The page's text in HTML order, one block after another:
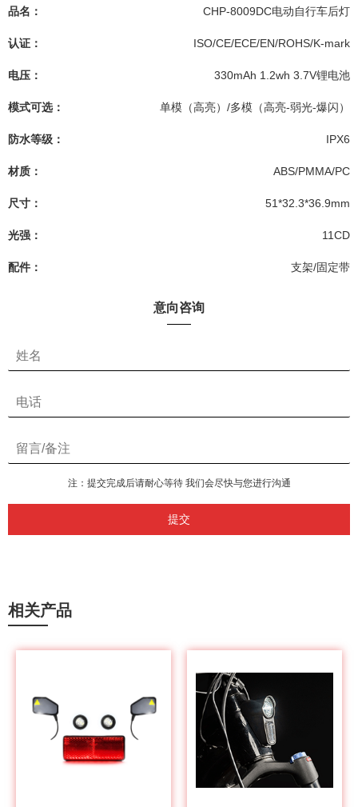
品名： CHP-8009DC电动自行车后灯
认证： ISO/CE/ECE/EN/ROHS/K-mark
电压： 330mAh 1.2wh 3.7V锂电池
模式可选： 单模（高亮）/多模（高亮-弱光-爆闪）
防水等级： IPX6
材质： ABS/PMMA/PC
尺寸： 51*32.3*36.9mm
光强： 11CD
配件： 支架/固定带
意向咨询
提交
注：提交完成后请耐心等待 我们会尽快与您进行沟通
相关产品